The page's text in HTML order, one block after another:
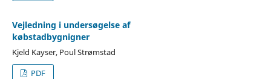
Vejledning i undersøgelse af
købstadbygnigner
Kjeld Kayser, Poul Strømstad
PDF